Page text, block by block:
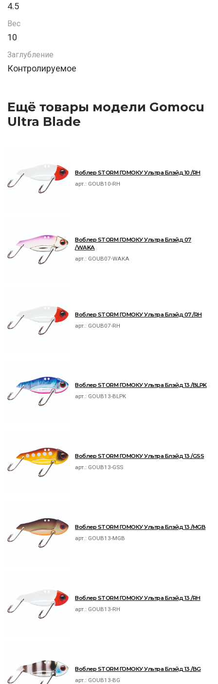
4.5
Вес
10
Заглубление
Контролируемое
Ещё товары модели Gomocu
Ultra Blade
Воблер STORM ГОМОКУ Ультра Блэйд 10 /RH
арт.: GOUB10-RH
Воблер STORM ГОМОКУ Ультра Блэйд 07
/WAKA
арт.: GOUB07-WAKA
Воблер STORM ГОМОКУ Ультра Блэйд 07 /RH
арт.: GOUB07-RH
Воблер STORM ГОМОКУ Ультра Блэйд 13 /BLPK
арт.: GOUB13-BLPK
Воблер STORM ГОМОКУ Ультра Блэйд 13 /GSS
арт.: GOUB13-GSS
Воблер STORM ГОМОКУ Ультра Блэйд 13 /MGB
арт.: GOUB13-MGB
Воблер STORM ГОМОКУ Ультра Блэйд 13 /RH
арт.: GOUB13-RH
Воблер STORM ГОМОКУ Ультра Блэйд 13 /BG
арт.: GOUB13-BG